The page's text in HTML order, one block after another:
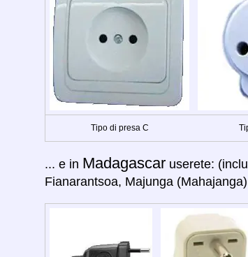
Tipo di presa C
... e in Madagascar userete:
Fianarantsoa, Majunga